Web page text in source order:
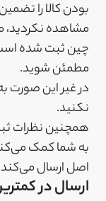
بودن کالا را
مشاهده نکردید،
چین ثبت شده است
مطمئن شوید.
در غیر این صورت
نکنید.
همچنین نظرات
به شما کمک
اصل ارسال می‌کند
ارسال در